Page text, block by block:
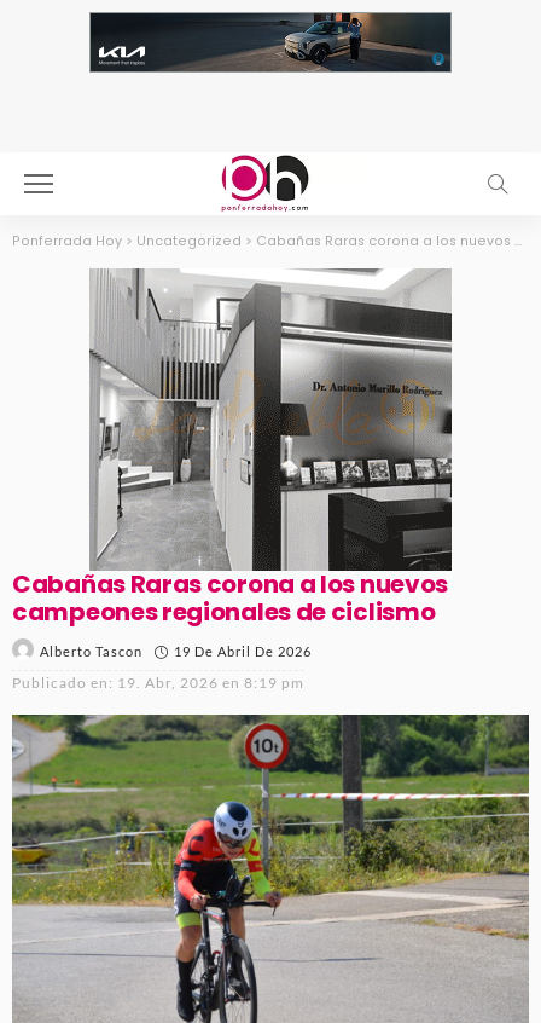
Ponferrada Hoy > Uncategorized > Cabañas Raras corona a los nuevos campeones regionales de ciclismo
Cabañas Raras corona a los nuevos
campeones regionales de ciclismo
Alberto Tascon 19 De Abril De 2026
Publicado en: 19. Abr, 2026 en 8:19 pm